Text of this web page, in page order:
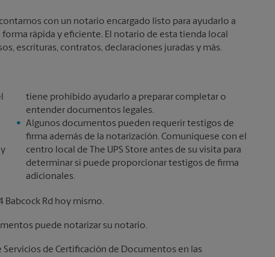
con un notario encargado listo para ayudarlo a
rápida y eficiente. El notario de esta tienda local
escrituras, contratos, declaraciones juradas y más.
tiene prohibido ayudarlo a preparar completar o
entender documentos legales.
Algunos documentos pueden requerir testigos de
firma además de la notarización. Comuníquese con el
centro local de The UPS Store antes de su visita para
determinar si puede proporcionar testigos de firma
adicionales.
Babcock Rd hoy mismo.
puede notarizar su notario.
de Certificación de Documentos en las